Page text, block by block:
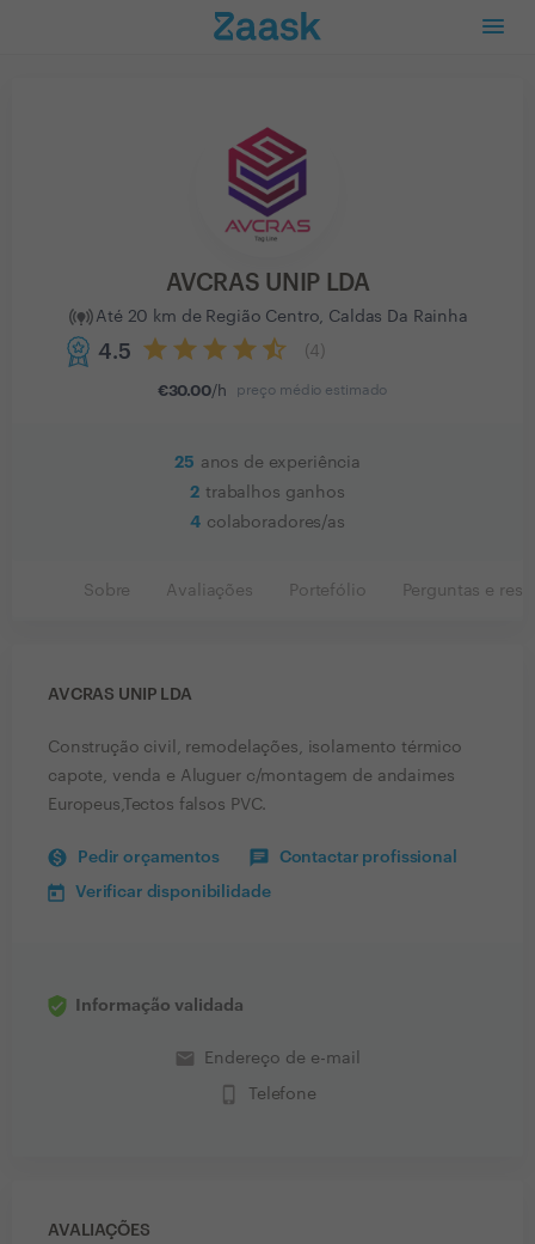
AVCRAS UNIP LDA
Até 20 km de Região Centro, Caldas Da Rainha
4.5 4
€30.00/h preço médio estimado
25 anos de experiência
2 trabalhos ganhos
4 colaboradores/as
Sobre Avaliações Portefólio Perguntas e
AVCRAS UNIP LDA
Construção civil, remodelações, isolamento térmico
capote, venda e Aluguer c/montagem de andaimes
Europeus,Tectos falsos PVC.
Pedir orçamentos Contactar profissional
Verificar disponibilidade
Informação validada
email Endereço de e-mail
phone_iphone Telefone
AVALIAÇÕES